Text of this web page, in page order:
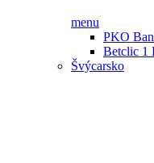
menu
PKO
Betclic 1
Švýcarsko